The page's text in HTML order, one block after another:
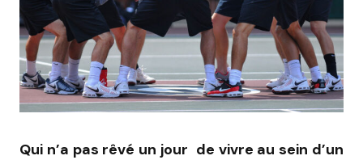
Qui n’a pas rêvé un jour de vivre au sein d’un